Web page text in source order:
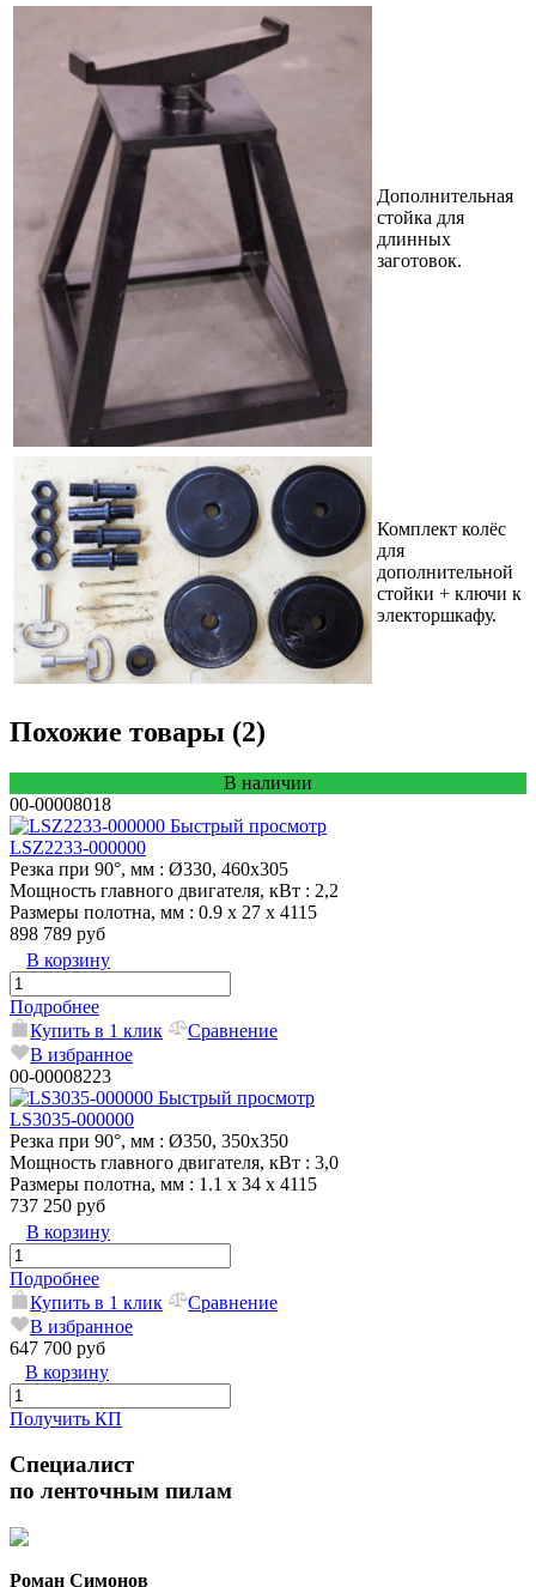
Дополнительная
стойка для
длинных
заготовок.
Комплект колёс
для
дополнительной
стойки + ключи к
электоршкафу.
Похожие товары (2)
В наличии
00-00008018
Быстрый просмотр
LSZ2233-000000
Резка при 90°, мм : Ø330, 460х305
Мощность главного двигателя, кВт : 2,2
Размеры полотна, мм : 0.9 х 27 х 4115
898 789 руб
В корзину
Подробнее
Купить в 1 клик
Сравнение
В избранное
00-00008223
Быстрый просмотр
LS3035-000000
Резка при 90°, мм : Ø350, 350x350
Мощность главного двигателя, кВт : 3,0
Размеры полотна, мм : 1.1 x 34 x 4115
737 250 руб
В корзину
Подробнее
Купить в 1 клик
Сравнение
В избранное
647 700 руб
В корзину
Получить КП
Специалист
по ленточным пилам
Роман Симонов